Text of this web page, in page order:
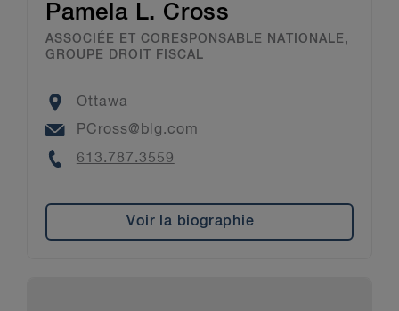
Pamela L. Cross
ASSOCIÉE ET CORESPONSABLE NATIONALE,
GROUPE DROIT FISCAL
Location
Ottawa
Email
PCross@blg.com
Phone
613.787.3559
Voir la biographie